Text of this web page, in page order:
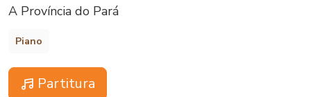
A Província do Pará
Piano
Partitura